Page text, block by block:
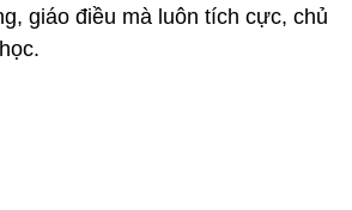
giáo điều mà luôn tích cực, chủ